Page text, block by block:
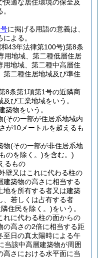
快適な居住環境の保全及
に掲げる用語の意義は、
よる。
43年法律第100号)第8条
用地域、第二種低層住居
用地域、第二種中高層住
第二種住居地域及び準住
8条第1項第1号の近隣商
び工業地域をいう。
物をいう。
(その一部が住居系地域内
が10メートルを超えるも
物(その一部が非住居系地
のを除く。)を含む。)
るもの
壁又はこれに代わる柱の
建築物の高さに相当する
地を所有する者又は建築
、若しくは占有する者
住民を除く。)をいう。
れに代わる柱の面からの
の高さの2倍に相当する距
至日の真太陽時による午
当該中高層建築物が周囲
さにおける水平面に当